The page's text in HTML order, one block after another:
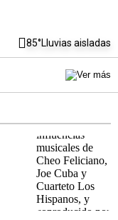
85°Lluvias aisladas